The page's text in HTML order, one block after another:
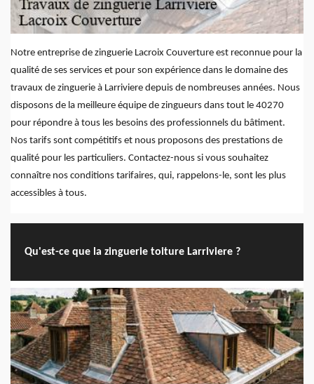
Notre entreprise de zinguerie Lacroix Couverture est reconnue pour la
qualité de ses services et pour son expérience dans le domaine des
travaux de zinguerie à Larriviere depuis de nombreuses années. Nous
disposons de la meilleure équipe de zingueurs dans tout le 40270
pour répondre à tous les besoins des professionnels du bâtiment.
Nos tarifs sont compétitifs et nous proposons des prestations de
qualité pour les particuliers. Contactez-nous si vous souhaitez
connaître nos conditions tarifaires, qui, rappelons-le, sont les plus
accessibles à tous.
Qu'est-ce que la zinguerie toiture Larriviere ?